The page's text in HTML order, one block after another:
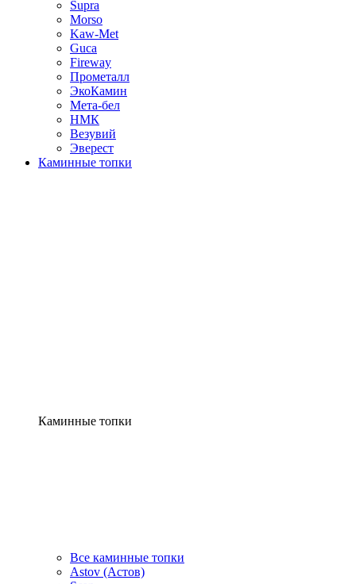
Supra
Morso
Kaw-Met
Guca
Fireway
Прометалл
ЭкоКамин
Мета-бел
НМК
Везувий
Эверест
Каминные топки
Каминные топки
Все каминные топки
Astov (Астов)